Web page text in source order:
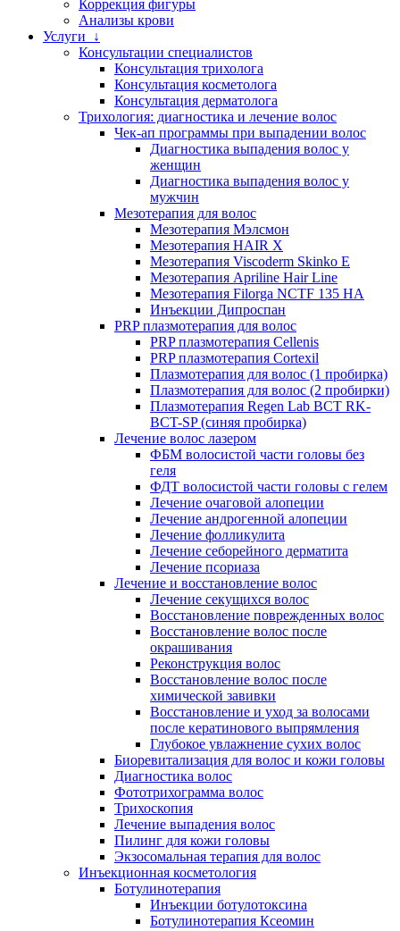
Коррекция фигуры
Анализы крови
Услуги ↓
Консультации специалистов
Консультация трихолога
Консультация косметолога
Консультация дерматолога
Трихология: диагностика и лечение волос
Чек-ап программы при выпадении волос
Диагностика выпадения волос у
женщин
Диагностика выпадения волос у
мужчин
Мезотерапия для волос
Мезотерапия Мэлсмон
Мезотерапия HAIR X
Мезотерапия Viscoderm Skinko E
Мезотерапия Apriline Hair Line
Мезотерапия Filorga NCTF 135 HA
Инъекции Дипроспан
PRP плазмотерапия для волос
PRP плазмотерапия Cellenis
PRP плазмотерапия Cortexil
Плазмотерапия для волос (1 пробирка)
Плазмотерапия для волос (2 пробирки)
Плазмотерапия Regen Lab BCT RK-
BCT-SP (синяя пробирка)
Лечение волос лазером
ФБМ волосистой части головы без
геля
ФДТ волосистой части головы с гелем
Лечение очаговой алопеции
Лечение андрогенной алопеции
Лечение фолликулита
Лечение себорейного дерматита
Лечение псориаза
Лечение и восстановление волос
Лечение секущихся волос
Восстановление поврежденных волос
Восстановление волос после
окрашивания
Реконструкция волос
Восстановление волос после
химической завивки
Восстановление и уход за волосами
после кератинового выпрямления
Глубокое увлажнение сухих волос
Биоревитализация для волос и кожи головы
Диагностика волос
Фототрихограмма волос
Трихоскопия
Лечение выпадения волос
Пилинг для кожи головы
Экзосомальная терапия для волос
Инъекционная косметология
Ботулинотерапия
Инъекции ботулотоксина
Ботулинотерапия Ксеомин